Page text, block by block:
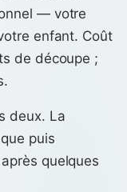
— votre
enfant. Coût
de découpe ;
deux. La
puis
quelques